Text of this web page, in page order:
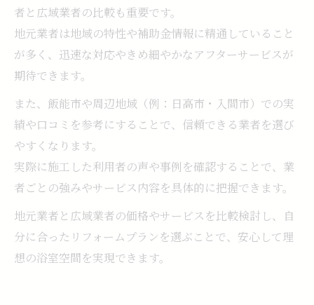
者と広域業者の比較も重要です。
地元業者は地域の特性や補助金情報に精通していること
が多く、迅速な対応やきめ細やかなアフターサービスが
期待できます。
また、飯能市や周辺地域（例：日高市・入間市）での実
績や口コミを参考にすることで、信頼できる業者を選び
やすくなります。
実際に施工した利用者の声や事例を確認することで、業
者ごとの強みやサービス内容を具体的に把握できます。
地元業者と広域業者の価格やサービスを比較検討し、自
分に合ったリフォームプランを選ぶことで、安心して理
想の浴室空間を実現できます。